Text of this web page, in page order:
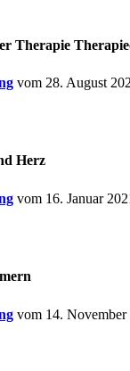
Therapie
vom 28. August
Herz
vom 16. Januar
vom 14. November